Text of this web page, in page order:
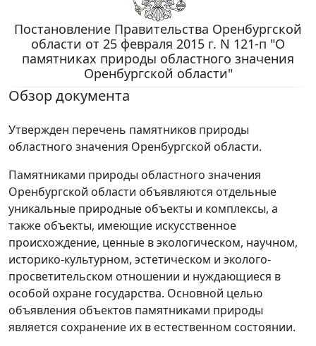
Постановление Правительства Оренбургской
области от 25 февраля 2015 г. N 121-п "О
памятниках природы областного значения
Оренбургской области"
Обзор документа
Утвержден перечень памятников природы
областного значения Оренбургской области.
Памятниками природы областного значения
Оренбургской области объявляются отдельные
уникальные природные объекты и комплексы, а
также объекты, имеющие искусственное
происхождение, ценные в экологическом, научном,
историко-культурном, эстетическом и эколого-
просветительском отношении и нуждающиеся в
особой охране государства. Основной целью
объявления объектов памятниками природы
является сохранение их в естественном состоянии.